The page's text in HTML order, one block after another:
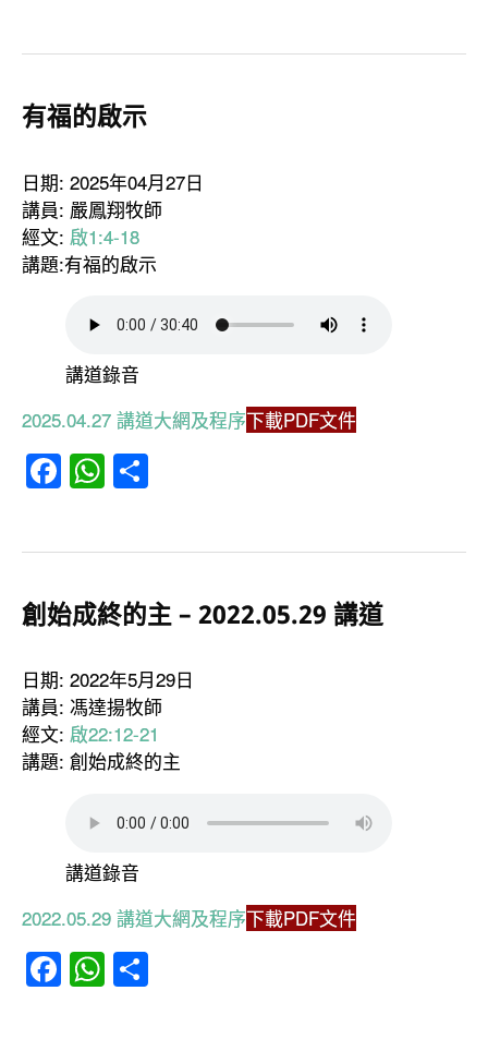
有福的啟示
日期: 2025年04月27日
講員: 嚴鳳翔牧師
經文: 啟1:4-18
講題:有福的啟示
講道錄音
2025.04.27 講道大網及程序下載PDF文件
Facebook
WhatsApp
創始成終的主 – 2022.05.29 講道
日期: 2022年5月29日
講員: 馮達揚牧師
經文: 啟22:12-21
講題: 創始成終的主
講道錄音
2022.05.29 講道大網及程序下載PDF文件
Facebook
WhatsApp